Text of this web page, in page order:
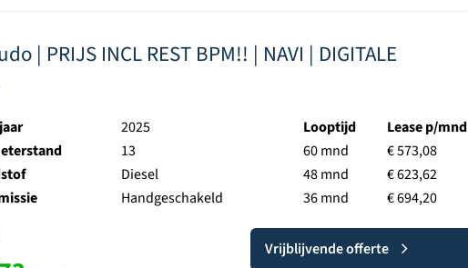
| PRIJS INCL REST BPM!! | NAVI | DIGITALE
2025
13
Diesel
Handgeschakeld
Looptijd
60 mnd
48 mnd
36 mnd
Lease p/mnd
€ 573,08
€ 623,62
€ 694,20
Vrijblijvende offerte